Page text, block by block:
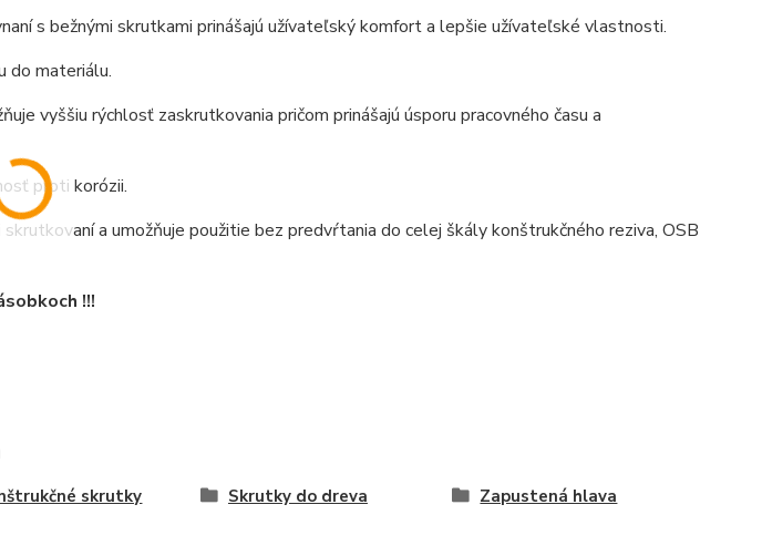
s bežnými skrutkami prinášajú užívateľský komfort a lepšie užívateľské vlastnosti.
do materiálu.
vyššiu rýchlosť zaskrutkovania pričom prinášajú úsporu pracovného času a
proti korózii.
a umožňuje použitie bez predvŕtania do celej škály konštrukčného reziva, OSB
!!!
skrutky Skrutky do dreva Zapustená hlava